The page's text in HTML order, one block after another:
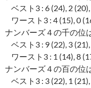
ベスト3 : 6 (24), 2
ワースト3 : 4 (15), 0
ナンバーズ４の千の位
ベスト3 : 9 (22), 3
ワースト3 : 1 (14), 8
ナンバーズ４の百の位
ベスト3 : 3 (22), 1